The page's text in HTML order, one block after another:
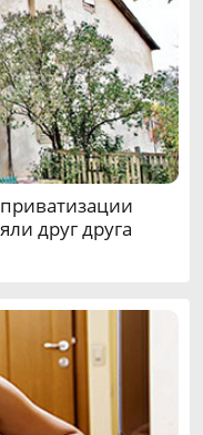
друг друга